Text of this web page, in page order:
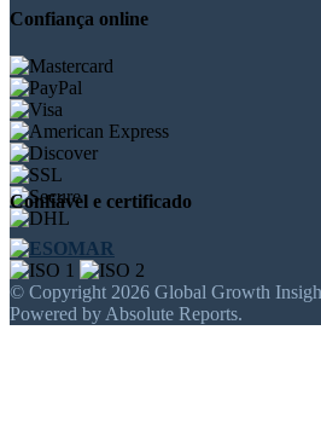
Confiança online
Confiável e certificado
© Copyright 2026 Global Growth
Powered by Absolute Reports.